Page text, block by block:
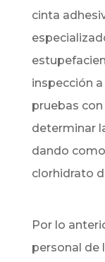
cinta
inspección
pruebas
determinar
dando
clorhidrato
Por lo
personal de